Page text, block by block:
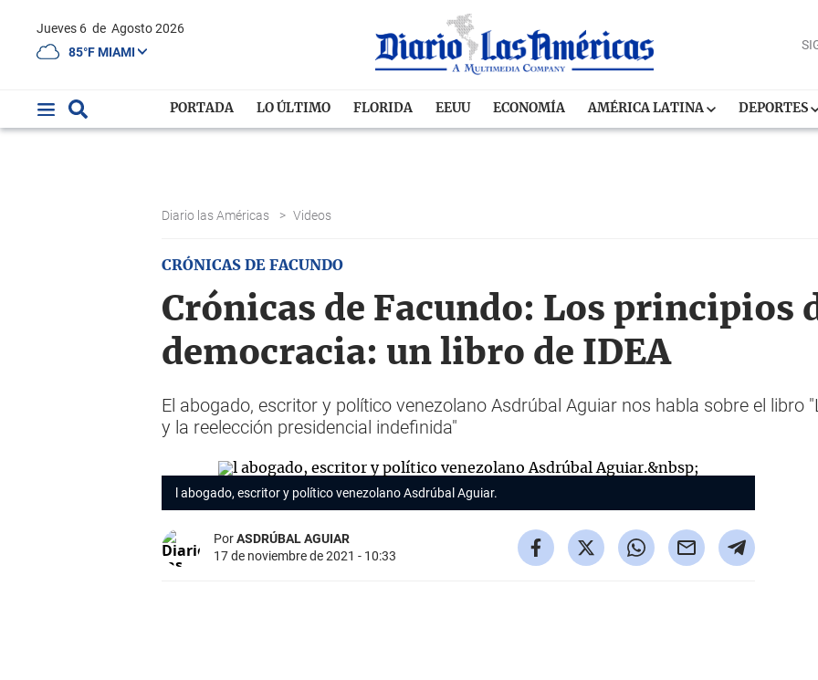
Jueves 6 de Agosto 2026
85°F MIAMI
PORTADA LO ÚLTIMO FLORIDA EEUU ECONOMÍA AMÉRICA LATINA DEPORTES
Diario las Américas > Videos
CRÓNICAS DE FACUNDO
Crónicas de Facundo: Los principios
democracia: un libro de IDEA
El abogado, escritor y político venezolano Asdrúbal Aguiar nos habla sobre el libro
y la reelección presidencial indefinida"
l abogado, escritor y político venezolano Asdrúbal Aguiar.
PorASDRÚBAL AGUIAR
17 de noviembre de 2021 - 10:33